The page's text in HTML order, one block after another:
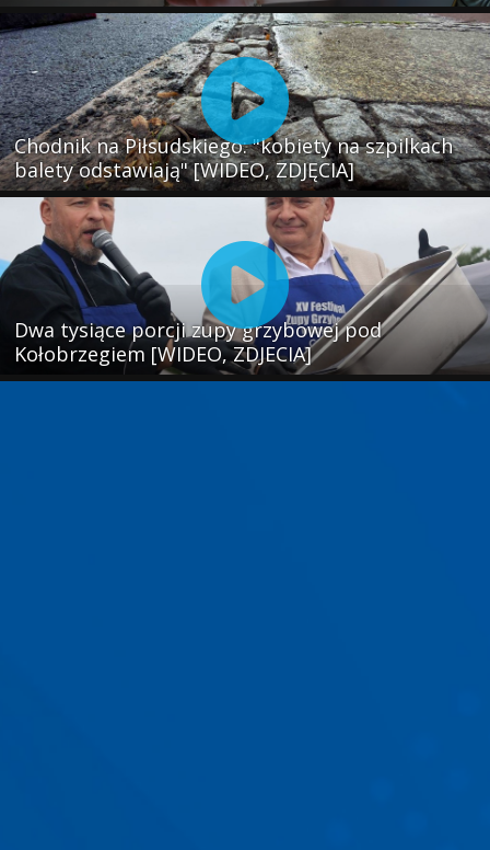
Chodnik na Piłsudskiego: "kobiety na szpilkach
balety odstawiają" [WIDEO, ZDJĘCIA]
Dwa tysiące porcji zupy grzybowej pod
Kołobrzegiem [WIDEO, ZDJECIA]